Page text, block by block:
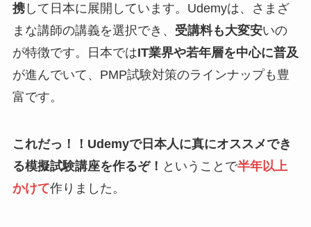
携して日本に展開しています。Udemyは、さまざ
まな講師の講義を選択でき、 受講料も大変安いの
が特徴です。日本ではIT業界や若年層を中心に普及
が進んでいて、PMP試験対策のラインナップも豊
富です。
これだっ！！Udemyで日本人に真にオススメでき
る模擬試験講座を作るぞ！ ということで半年以上
かけて作りました。